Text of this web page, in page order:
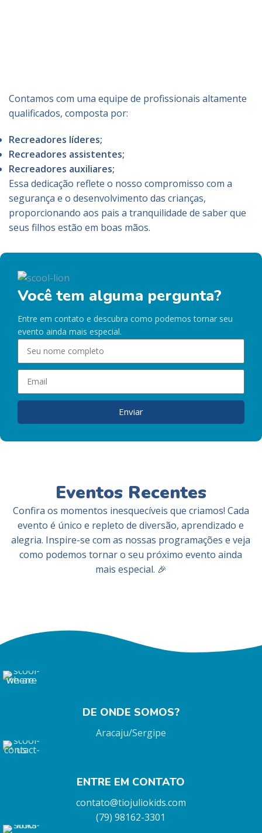
Contamos com uma equipe de profissionais altamente
qualificados, composta por:
Recreadores líderes;
Recreadores assistentes;
Recreadores auxiliares;
Essa dedicação reflete o nosso compromisso com a
segurança e o desenvolvimento das crianças,
proporcionando aos pais a tranquilidade de saber que
seus filhos estão em boas mãos.
Você tem alguma pergunta?
Entre em contato e descubra como podemos tornar seu
evento ainda mais especial.
Enviar
Eventos Recentes
Confira os momentos inesquecíveis que criamos! Cada
evento é único e repleto de diversão, aprendizado e
alegria. Inspire-se com as nossas programações e veja
como podemos tornar o seu próximo evento ainda
mais especial. 🎉
DE ONDE SOMOS?
Aracaju/Sergipe
ENTRE EM CONTATO
contato@tiojuliokids.com
(79) 98162-3301